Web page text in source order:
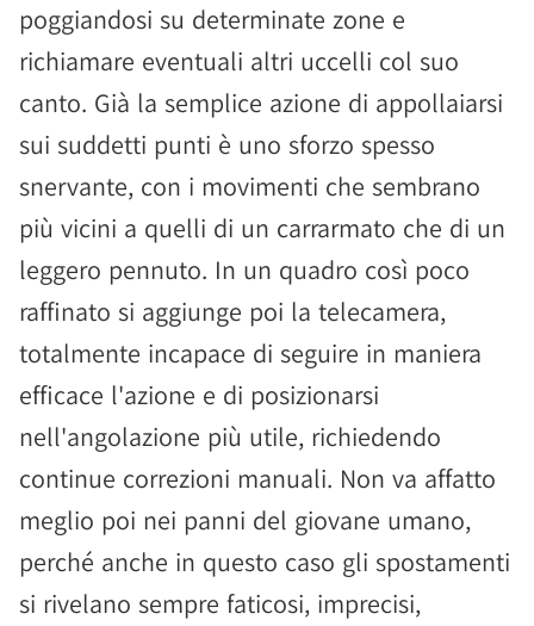
poggiandosi su determinate zone e
richiamare eventuali altri uccelli col suo
canto. Già la semplice azione di appollaiarsi
sui suddetti punti è uno sforzo spesso
snervante, con i movimenti che sembrano
più vicini a quelli di un carrarmato che di un
leggero pennuto. In un quadro così poco
raffinato si aggiunge poi la telecamera,
totalmente incapace di seguire in maniera
efficace l'azione e di posizionarsi
nell'angolazione più utile, richiedendo
continue correzioni manuali. Non va affatto
meglio poi nei panni del giovane umano,
perché anche in questo caso gli spostamenti
si rivelano sempre faticosi, imprecisi,